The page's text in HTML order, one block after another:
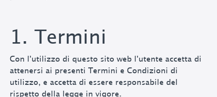
1. Termini
Con l'utilizzo di questo sito web l'utente accetta di
attenersi ai presenti Termini e Condizioni di
utilizzo, e accetta di essere responsabile del
rispetto della legge in vigore.